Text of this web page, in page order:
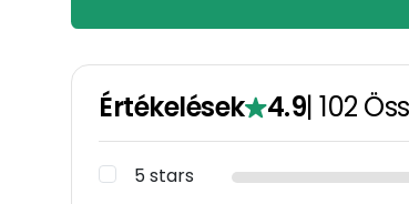
Értékelések 4.9|102
5 stars